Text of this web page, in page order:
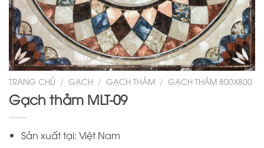
TRANG CHỦ / GẠCH / GẠCH THẢM / GẠCH THẢM 800X800
Gạch thảm MLT-09
Sản xuất tại: Việt Nam